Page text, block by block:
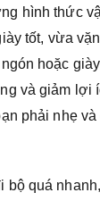
hình thức
tốt, vừa
hoặc
và giảm lợi
phải nhẹ và
bộ quá